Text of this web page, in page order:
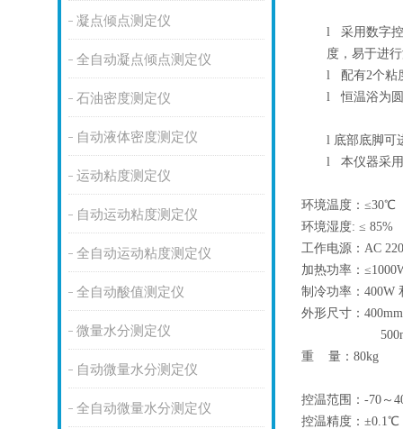
凝点倾点测定仪
全自动凝点倾点测定仪
石油密度测定仪
自动液体密度测定仪
运动粘度测定仪
自动运动粘度测定仪
全自动运动粘度测定仪
全自动酸值测定仪
微量水分测定仪
自动微量水分测定仪
全自动微量水分测定仪
l
采用数字
度，易于进
l
配有2个粘
l
恒温浴为
l 底部底脚可
l
本仪器采
环境温度：≤30℃
环境湿度: ≤ 85%
工作电源：AC
加热功率：
制冷功率：400W
外形尺寸：
重 量：80kg
控温范围：-70～
控温精度：±0.1℃